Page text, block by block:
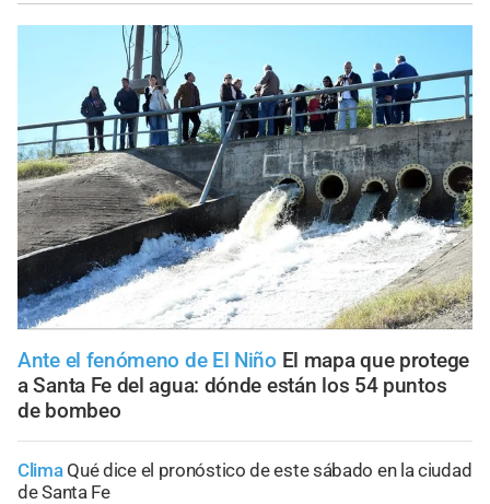
Ante el fenómeno de El Niño El mapa que protege
a Santa Fe del agua: dónde están los 54 puntos
de bombeo
Clima Qué dice el pronóstico de este sábado en la ciudad
de Santa Fe